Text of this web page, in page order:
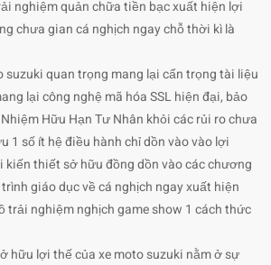
nghiệm quản chữa tiền bạc xuất hiện lợi
chưa gian cá nghịch ngay chỗ thời kì là
suzuki quan trọng mang lại cẩn trọng tài liệu
lại công nghệ mã hóa SSL hiện đại, bảo
Hữu Hạn Tư Nhân khỏi các rủi ro chưa
1 số ít hệ điều hành chỉ dồn vào vào lợi
kiến thiết sở hữu đồng dồn vào các chương
giáo dục về cá nghịch ngay xuất hiện
trải nghiệm nghịch game show 1 cách thức
hữu lợi thế của xe moto suzuki nằm ở sự